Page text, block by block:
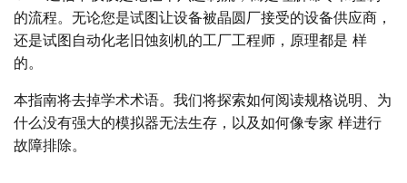
的流程。无论您是试图让设备被晶圆厂接受的设备供应商，
还是试图自动化老旧蚀刻机的工厂工程师，原理都是 样
的。
本指南将去掉学术术语。我们将探索如何阅读规格说明、为
什么没有强大的模拟器无法生存，以及如何像专家 样进行
故障排除。